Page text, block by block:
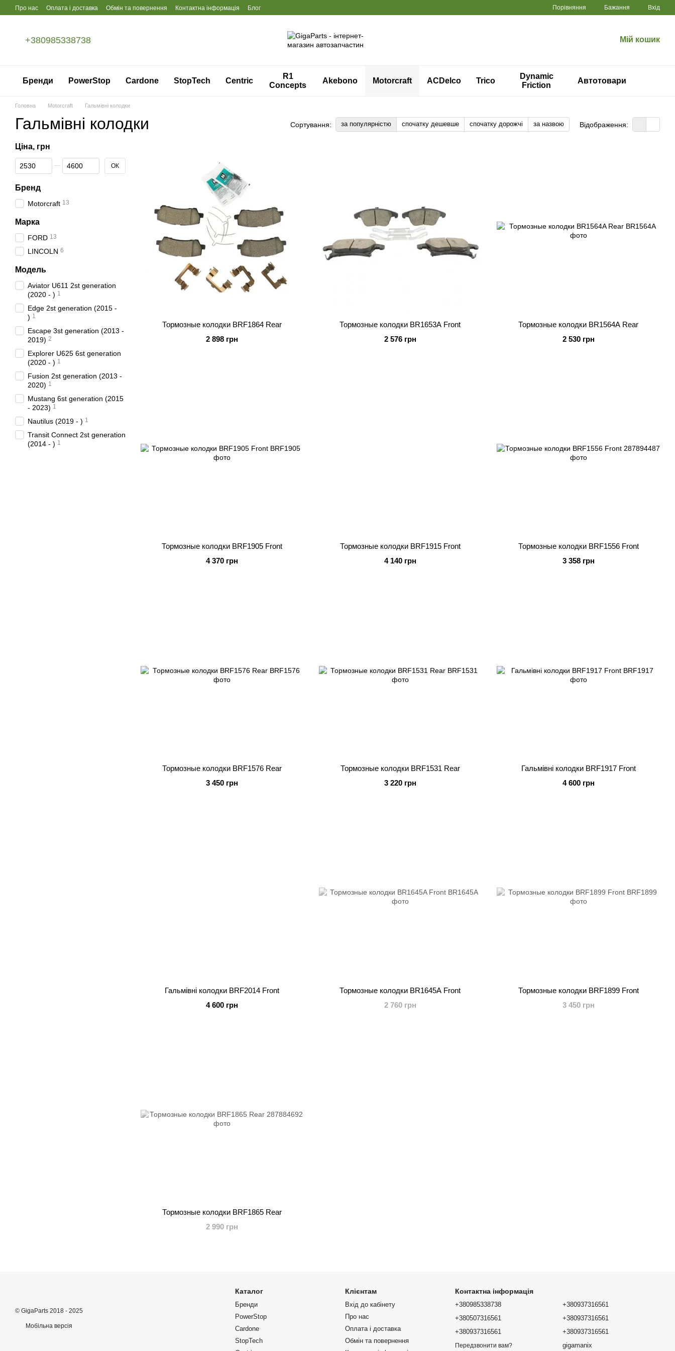
Перейти до основного контенту
Про нас Оплата і доставка Обмін та повернення Контактна інформація Блог Порівняння Бажання Вхід
+380985338738 Мій кошик
Бренди PowerStop Cardone StopTech Centric
R1
Concepts
Akebono Motorcraft ACDelco Trico
Dynamic
Friction
Автотовари
Головна Motorcraft Гальмівні колодки
Гальмівні колодки Сортування: за популярністю спочатку дешевше спочатку дорожчі за назвою Відображення:
Тормозные колодки BRF1864 Rear
2 898 грн
Тормозные колодки BR1653A Front
2 576 грн
Тормозные колодки BR1564A Rear
2 530 грн
Тормозные колодки BRF1905 Front
4 370 грн
Тормозные колодки BRF1915 Front
4 140 грн
Тормозные колодки BRF1556 Front
3 358 грн
Тормозные колодки BRF1576 Rear
3 450 грн
Тормозные колодки BRF1531 Rear
3 220 грн
Гальмівні колодки BRF1917 Front
4 600 грн
Гальмівні колодки BRF2014 Front
4 600 грн
Тормозные колодки BR1645A Front
2 760 грн
Тормозные колодки BRF1899 Front
3 450 грн
Тормозные колодки BRF1865 Rear
2 990 грн
Ціна, грн
Від Ціна, грн
До Ціна, грн ОК
Бренд
Motorcraft 13
Марка
FORD 13
LINCOLN 6
Модель
Aviator U611 2st generation
(2020 - ) 1
Edge 2st generation (2015 -
) 1
Escape 3st generation (2013 -
2019) 2
Explorer U625 6st generation
(2020 - ) 1
Fusion 2st generation (2013 -
2020) 1
Mustang 6st generation (2015
- 2023) 1
Nautilus (2019 - ) 1
Transit Connect 2st generation
(2014 - ) 1
© GigaParts 2018 - 2025
Мобільна версія
Каталог
Бренди
PowerStop
Cardone
StopTech
Клієнтам
Вхід до кабінету
Про нас
Оплата і доставка
Обмін та повернення
Контактна інформація
+380985338738
+380507316561
+380937316561
Передзвонити вам?
+380937316561
+380937316561
+380937316561
gigamanix